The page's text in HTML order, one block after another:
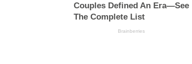
Couples Defined An Era—See
The Complete List
Brainberries